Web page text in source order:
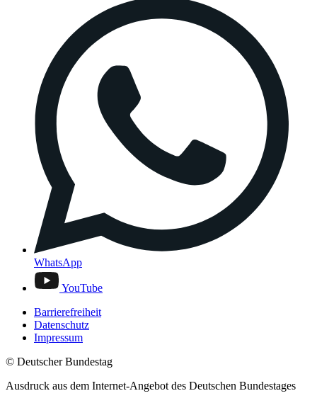
WhatsApp
YouTube
Barrierefreiheit
Datenschutz
Impressum
© Deutscher Bundestag
Ausdruck aus dem Internet-Angebot des Deutschen Bundestages